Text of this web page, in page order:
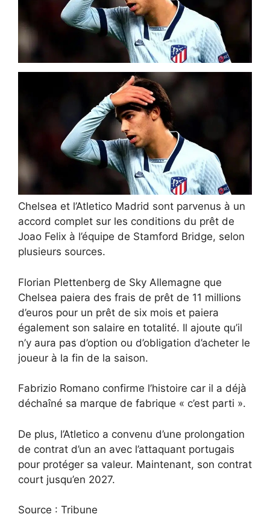
Chelsea et l’Atletico Madrid sont parvenus à un
accord complet sur les conditions du prêt de
Joao Felix à l’équipe de Stamford Bridge, selon
plusieurs sources.
Florian Plettenberg de Sky Allemagne que
Chelsea paiera des frais de prêt de 11 millions
d’euros pour un prêt de six mois et paiera
également son salaire en totalité. Il ajoute qu’il
n’y aura pas d’option ou d’obligation d’acheter le
joueur à la fin de la saison.
Fabrizio Romano confirme l’histoire car il a déjà
déchaîné sa marque de fabrique « c’est parti ».
De plus, l’Atletico a convenu d’une prolongation
de contrat d’un an avec l’attaquant portugais
pour protéger sa valeur. Maintenant, son contrat
court jusqu’en 2027.
Source : Tribune